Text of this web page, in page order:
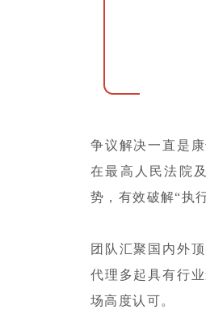
争议解决一直是
在最高人民法院
势，有效破解“执
团队汇聚国内外
代理多起具有行
场高度认可。